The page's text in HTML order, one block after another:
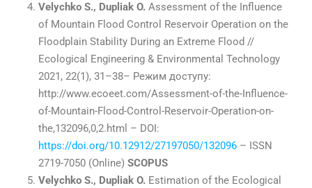
Velychko S., Dupliak O. Assessment of the Influence
of Mountain Flood Control Reservoir Operation on the
Floodplain Stability During an Extreme Flood //
Ecological Engineering & Environmental Technology
2021, 22(1), 31–38– Режим доступу:
http://www.ecoeet.com/Assessment-of-the-Influence-
of-Mountain-Flood-Control-Reservoir-Operation-on-
the,132096,0,2.html – DOI:
https://doi.org/10.12912/27197050/132096 – ISSN
2719-7050 (Online) SCOPUS
Velychko S., Dupliak O. Estimation of the Ecological